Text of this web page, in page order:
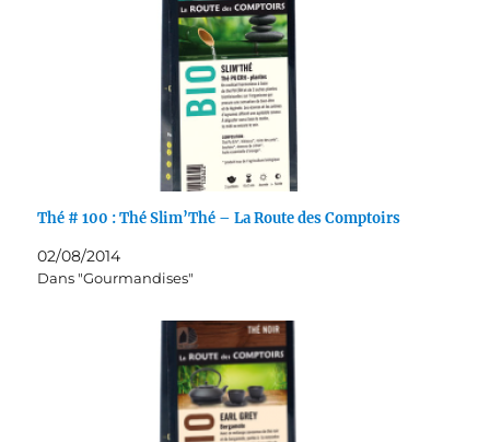
Thé # 100 : Thé Slim’Thé – La Route des Comptoirs
02/08/2014
Dans "Gourmandises"